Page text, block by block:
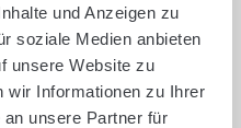
und Anzeigen zu
soziale Medien anbieten
unsere Website zu
wir Informationen zu Ihrer
unsere Partner für